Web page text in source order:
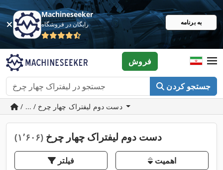
Machineseeker
رایگان در فروشگاه به برنامه
جستجو کردن
فروش
/ ... / دست دوم لیفتراک چهار چرخ
دست دوم لیفتراک چهار چرخ (۱٬۶۰۶)
فیلتر اهمیت